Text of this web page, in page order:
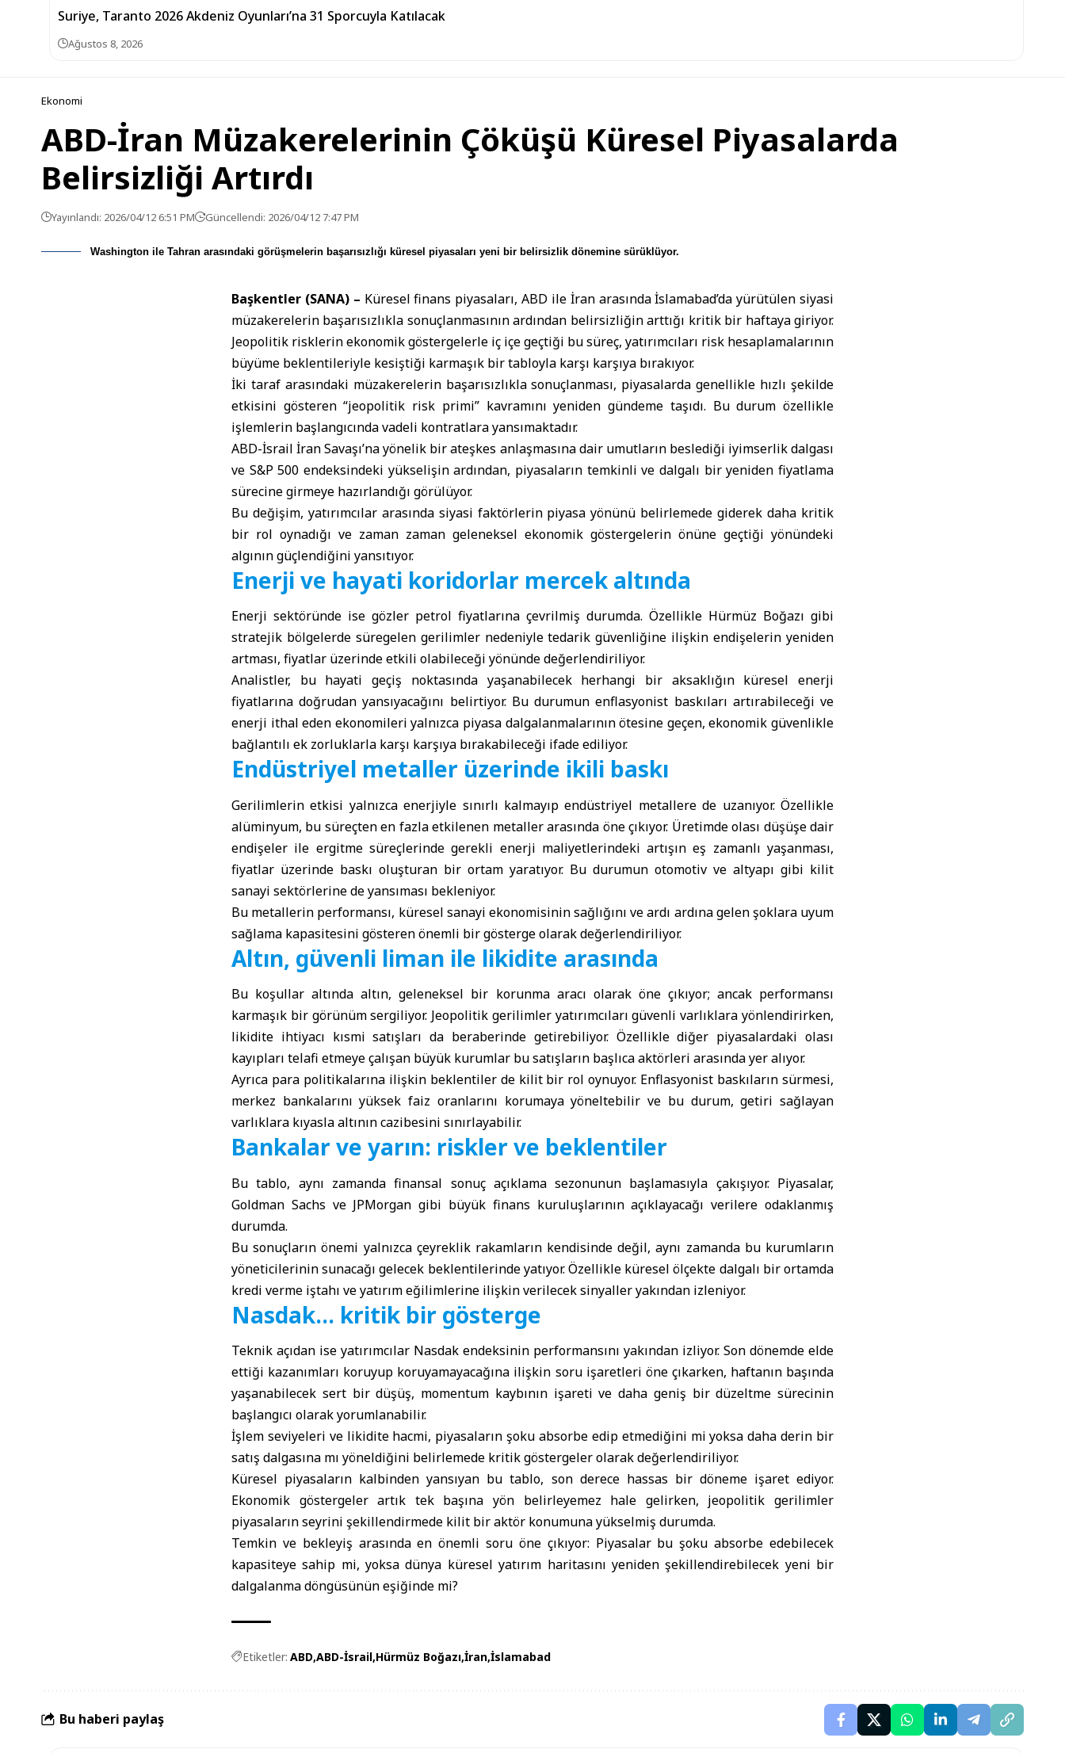
Suriye, Taranto 2026 Akdeniz Oyunları’na 31 Sporcuyla Katılacak
Ağustos 8, 2026
Ekonomi
ABD-İran Müzakerelerinin Çöküşü Küresel Piyasalarda
Belirsizliği Artırdı
Yayınlandı: 2026/04/12 6:51 PM Güncellendi: 2026/04/12 7:47 PM
Washington ile Tahran arasındaki görüşmelerin başarısızlığı küresel piyasaları yeni bir belirsizlik dönemine sürüklüyor.
Başkentler (SANA) – Küresel finans piyasaları, ABD ile İran arasındaİslamabad’da yürütülen siyasi
müzakerelerin başarısızlıkla sonuçlanmasının ardından belirsizliğin arttığı kritik bir haftaya giriyor.
Jeopolitik risklerin ekonomik göstergelerle iç içe geçtiği bu süreç, yatırımcıları risk hesaplamalarının
büyüme beklentileriyle kesiştiği karmaşık bir tabloyla karşı karşıya bırakıyor.
İki taraf arasındaki müzakerelerin başarısızlıkla sonuçlanması, piyasalarda genellikle hızlı şekilde
etkisini gösteren “jeopolitik risk primi” kavramını yeniden gündeme taşıdı. Bu durum özellikle
işlemlerin başlangıcında vadeli kontratlara yansımaktadır.
ABD-İsrail İran Savaşı’na yönelik bir ateşkes anlaşmasına dair umutların beslediği iyimserlik dalgası
ve S&P 500 endeksindeki yükselişin ardından, piyasaların temkinli ve dalgalı bir yeniden fiyatlama
sürecine girmeye hazırlandığı görülüyor.
Bu değişim, yatırımcılar arasında siyasi faktörlerin piyasa yönünü belirlemede giderek daha kritik
bir rol oynadığı ve zaman zaman geleneksel ekonomik göstergelerin önüne geçtiği yönündeki
algının güçlendiğini yansıtıyor.
Enerji ve hayati koridorlar mercek altında
Enerji sektöründe ise gözler petrol fiyatlarına çevrilmiş durumda. Özellikle Hürmüz Boğazı gibi
stratejik bölgelerde süregelen gerilimler nedeniyle tedarik güvenliğine ilişkin endişelerin yeniden
artması, fiyatlar üzerinde etkili olabileceği yönünde değerlendiriliyor.
Analistler, bu hayati geçiş noktasında yaşanabilecek herhangi bir aksaklığın küresel enerji
fiyatlarına doğrudan yansıyacağını belirtiyor. Bu durumun enflasyonist baskıları artırabileceği ve
enerji ithal eden ekonomileri yalnızca piyasa dalgalanmalarının ötesine geçen, ekonomik güvenlikle
bağlantılı ek zorluklarla karşı karşıya bırakabileceği ifade ediliyor.
Endüstriyel metaller üzerinde ikili baskı
Gerilimlerin etkisi yalnızca enerjiyle sınırlı kalmayıp endüstriyel metallere de uzanıyor. Özellikle
alüminyum, bu süreçten en fazla etkilenen metaller arasında öne çıkıyor. Üretimde olası düşüşe dair
endişeler ile ergitme süreçlerinde gerekli enerji maliyetlerindeki artışın eş zamanlı yaşanması,
fiyatlar üzerinde baskı oluşturan bir ortam yaratıyor. Bu durumun otomotiv ve altyapı gibi kilit
sanayi sektörlerine de yansıması bekleniyor.
Bu metallerin performansı, küresel sanayi ekonomisinin sağlığını ve ardı ardına gelen şoklara uyum
sağlama kapasitesini gösteren önemli bir gösterge olarak değerlendiriliyor.
Altın, güvenli liman ile likidite arasında
Bu koşullar altında altın, geleneksel bir korunma aracı olarak öne çıkıyor; ancak performansı
karmaşık bir görünüm sergiliyor. Jeopolitik gerilimler yatırımcıları güvenli varlıklara yönlendirirken,
likidite ihtiyacı kısmi satışları da beraberinde getirebiliyor. Özellikle diğer piyasalardaki olası
kayıpları telafi etmeye çalışan büyük kurumlar bu satışların başlıca aktörleri arasında yer alıyor.
Ayrıca para politikalarına ilişkin beklentiler de kilit bir rol oynuyor. Enflasyonist baskıların sürmesi,
merkez bankalarını yüksek faiz oranlarını korumaya yöneltebilir ve bu durum, getiri sağlayan
varlıklara kıyasla altının cazibesini sınırlayabilir.
Bankalar ve yarın: riskler ve beklentiler
Bu tablo, aynı zamanda finansal sonuç açıklama sezonunun başlamasıyla çakışıyor. Piyasalar,
Goldman Sachs ve JPMorgan gibi büyük finans kuruluşlarının açıklayacağı verilere odaklanmış
durumda.
Bu sonuçların önemi yalnızca çeyreklik rakamların kendisinde değil, aynı zamanda bu kurumların
yöneticilerinin sunacağı gelecek beklentilerinde yatıyor. Özellikle küresel ölçekte dalgalı bir ortamda
kredi verme iştahı ve yatırım eğilimlerine ilişkin verilecek sinyaller yakından izleniyor.
Nasdak… kritik bir gösterge
Teknik açıdan ise yatırımcılar Nasdak endeksinin performansını yakından izliyor. Son dönemde elde
ettiği kazanımları koruyup koruyamayacağına ilişkin soru işaretleri öne çıkarken, haftanın başında
yaşanabilecek sert bir düşüş, momentum kaybının işareti ve daha geniş bir düzeltme sürecinin
başlangıcı olarak yorumlanabilir.
İşlem seviyeleri ve likidite hacmi, piyasaların şoku absorbe edip etmediğini mi yoksa daha derin bir
satış dalgasına mı yöneldiğini belirlemede kritik göstergeler olarak değerlendiriliyor.
Küresel piyasaların kalbinden yansıyan bu tablo, son derece hassas bir döneme işaret ediyor.
Ekonomik göstergeler artık tek başına yön belirleyemez hale gelirken, jeopolitik gerilimler
piyasaların seyrini şekillendirmede kilit bir aktör konumuna yükselmiş durumda.
Temkin ve bekleyiş arasında en önemli soru öne çıkıyor: Piyasalar bu şoku absorbe edebilecek
kapasiteye sahip mi, yoksa dünya küresel yatırım haritasını yeniden şekillendirebilecek yeni bir
dalgalanma döngüsünün eşiğinde mi?
Etiketler: ABD ABD-İsrail Hürmüz Boğazı İran İslamabad
Bu haberi paylaş